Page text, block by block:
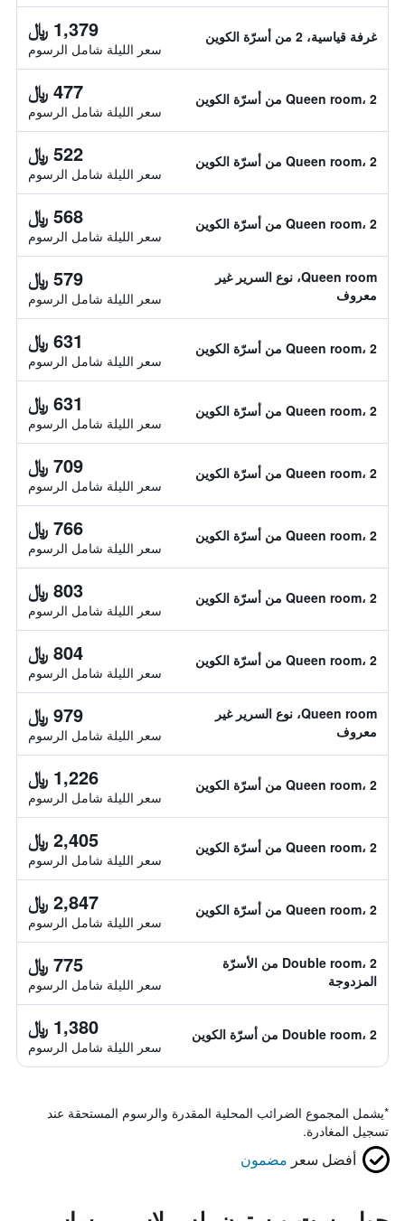
غرفة قياسية، 2 من أسرّة الكوين 1,379 ﷼
سعر الليلة شامل الرسوم
Queen room، 2 من أسرّة الكوين 477 ﷼
سعر الليلة شامل الرسوم
Queen room، 2 من أسرّة الكوين 522 ﷼
سعر الليلة شامل الرسوم
Queen room، 2 من أسرّة الكوين 568 ﷼
سعر الليلة شامل الرسوم
Queen room، نوع السرير غير
معروف
579 ﷼
سعر الليلة شامل الرسوم
Queen room، 2 من أسرّة الكوين 631 ﷼
سعر الليلة شامل الرسوم
Queen room، 2 من أسرّة الكوين 631 ﷼
سعر الليلة شامل الرسوم
Queen room، 2 من أسرّة الكوين 709 ﷼
سعر الليلة شامل الرسوم
Queen room، 2 من أسرّة الكوين 766 ﷼
سعر الليلة شامل الرسوم
Queen room، 2 من أسرّة الكوين 803 ﷼
سعر الليلة شامل الرسوم
Queen room، 2 من أسرّة الكوين 804 ﷼
سعر الليلة شامل الرسوم
Queen room، نوع السرير غير
معروف
979 ﷼
سعر الليلة شامل الرسوم
Queen room، 2 من أسرّة الكوين 1,226 ﷼
سعر الليلة شامل الرسوم
Queen room، 2 من أسرّة الكوين 2,405 ﷼
سعر الليلة شامل الرسوم
Queen room، 2 من أسرّة الكوين 2,847 ﷼
سعر الليلة شامل الرسوم
Double room، 2 من الأسرّة
المزدوجة
775 ﷼
سعر الليلة شامل الرسوم
Double room، 2 من أسرّة الكوين 1,380 ﷼
سعر الليلة شامل الرسوم
*يشمل المجموع الضرائب المحلية المقدرة والرسوم المستحقة عند
تسجيل المغادرة.
أفضل سعر مضمون